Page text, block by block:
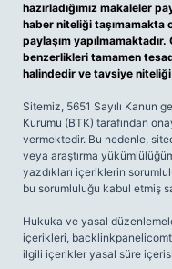
hazırladığımız makaleler
haber niteliği taşımamakta
paylaşım
benzerlikleri tamamen
halindedir ve tavsiye niteliği
Sitemiz, 5651 Sayılı Kanun
Kurumu (BTK) tarafından
vermektedir. Bu nedenle,
veya araştırma
yazdıkları içeriklerin
bu sorumluluğu kabul etmiş
Hukuka ve yasal
içerikleri,
ilgili içerikler yasal süre